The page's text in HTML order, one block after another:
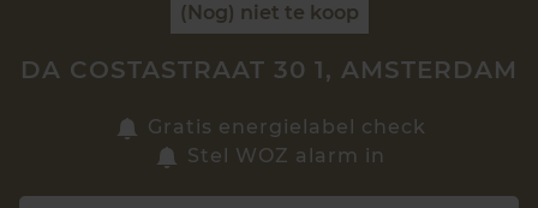
Zoek een woning
(Nog) niet te koop
DA COSTASTRAAT 30 1, AMSTERDAM
Gratis energielabel check
Stel WOZ alarm in